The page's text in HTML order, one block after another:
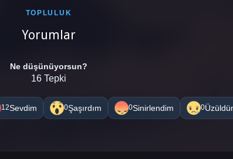
TOPLULUK
Yorumlar
Ne düşünüyorsun?
16 Tepki
12Sevdim 0Şaşırdım 0Sinirlendim 0